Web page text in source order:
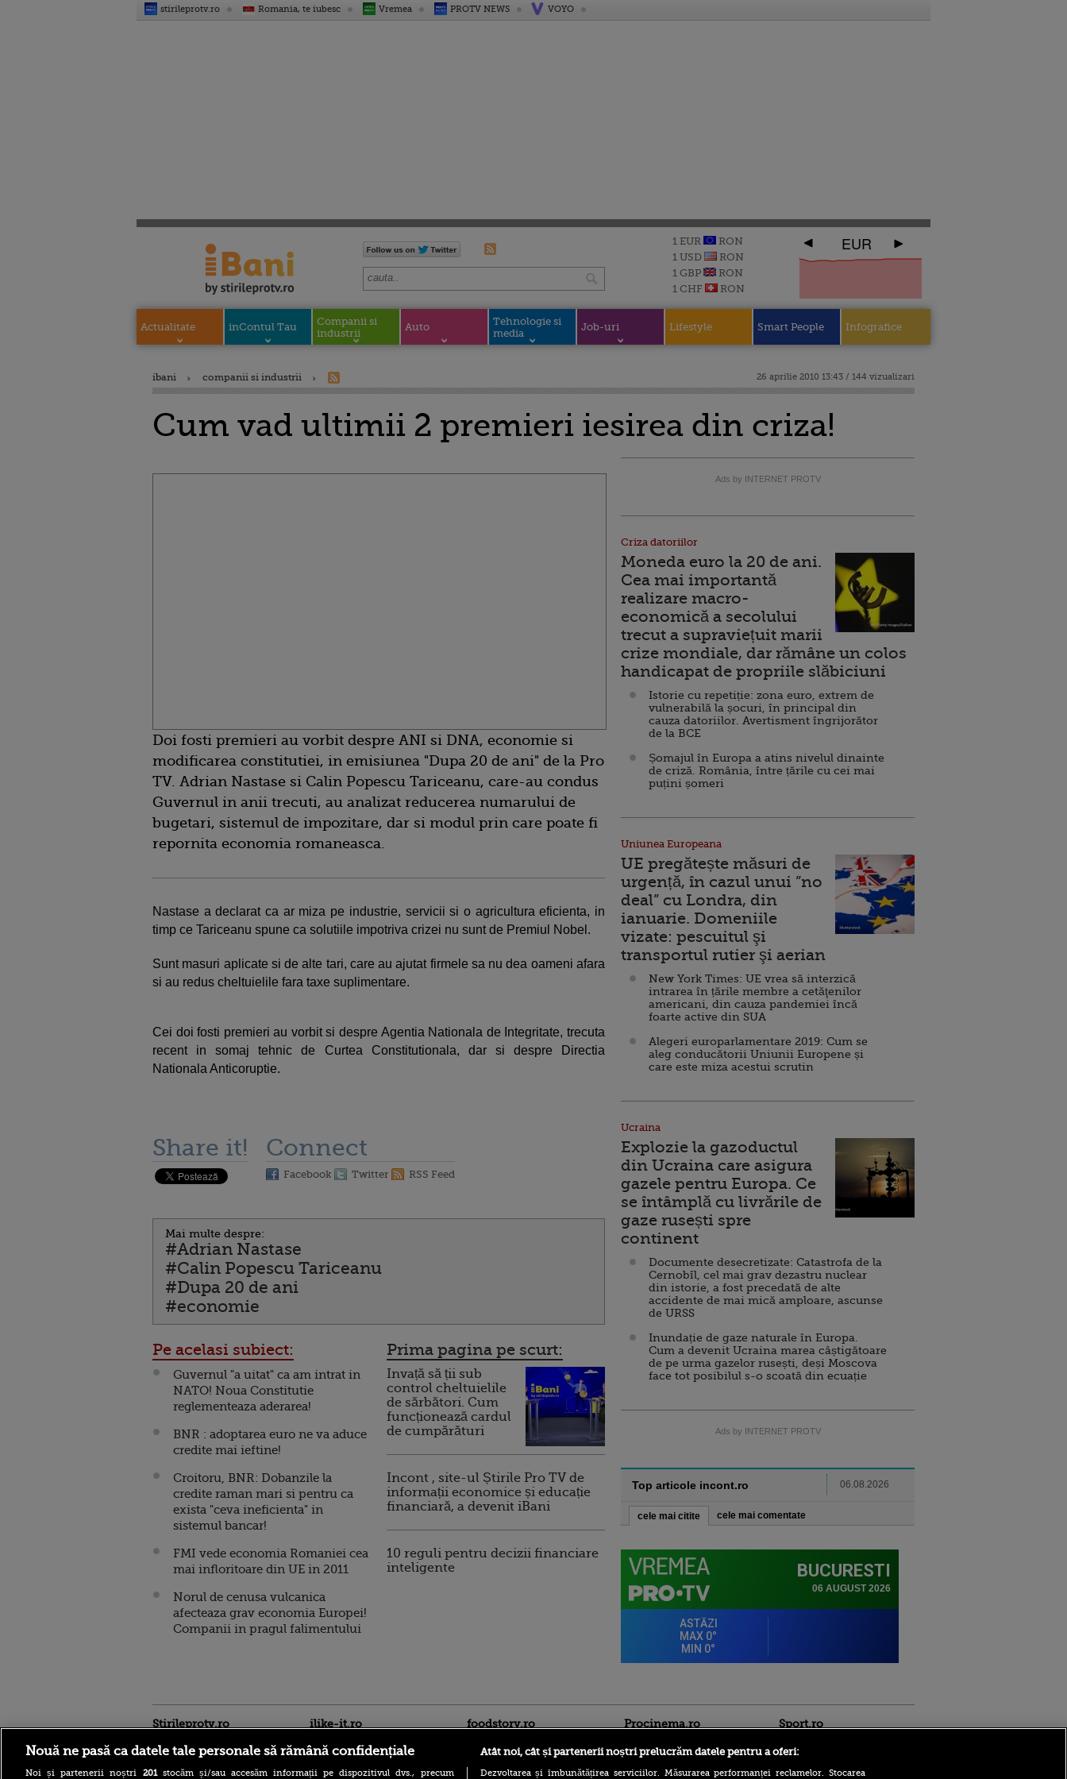
stirileprotv.ro Romania, te iubesc Vremea PROTV NEWS VOYO
1 EUR
RON
1 USD
RON
1 GBP
RON
1 CHF
RON
EUR
Actualitate inContul Tau
Companii si
industrii
Auto
Tehnologie si
media
Job-uri Lifestyle Smart People Infografice
ibani companii si industrii 26 aprilie 2010 13:43 / 144 vizualizari
Cum vad ultimii 2 premieri iesirea din criza!
Doi fosti premieri au vorbit despre ANI si DNA, economie si
modificarea constitutiei, in emisiunea "Dupa 20 de ani" de la Pro
TV. Adrian Nastase si Calin Popescu Tariceanu, care-au condus
Guvernul in anii trecuti, au analizat reducerea numarului de
bugetari, sistemul de impozitare, dar si modul prin care poate fi
repornita economia romaneasca.
Nastase a declarat ca ar miza pe industrie, servicii si o agricultura eficienta, in
timp ce Tariceanu spune ca solutiile impotriva crizei nu sunt de Premiul Nobel.
Sunt masuri aplicate si de alte tari, care au ajutat firmele sa nu dea oameni afara
si au redus cheltuielile fara taxe suplimentare.
Cei doi fosti premieri au vorbit si despre Agentia Nationala de Integritate, trecuta
recent in somaj tehnic de Curtea Constitutionala, dar si despre Directia
Nationala Anticoruptie.
Share it! Connect
Facebook Twitter RSS Feed
Mai multe despre:
#Adrian Nastase
#Calin Popescu Tariceanu
#Dupa 20 de ani
#economie
Pe acelasi subiect:
Guvernul "a uitat" ca am intrat in
NATO! Noua Constitutie
reglementeaza aderarea!
BNR : adoptarea euro ne va aduce
credite mai ieftine!
Croitoru, BNR: Dobanzile la
credite raman mari si pentru ca
exista "ceva ineficienta" in
sistemul bancar!
FMI vede economia Romaniei cea
mai infloritoare din UE in 2011
Norul de cenusa vulcanica
afecteaza grav economia Europei!
Companii in pragul falimentului
Prima pagina pe scurt:
Invață să ții sub
control cheltuielile
de sărbători. Cum
funcționează cardul
de cumpărături
Incont , site-ul Știrile Pro TV de
informații economice și educație
financiară, a devenit iBani
10 reguli pentru decizii financiare
inteligente
Ads by INTERNET PROTV
Criza datoriilor
Moneda euro la 20 de ani.
Cea mai importantă
realizare macro-
economică a secolului
trecut a supraviețuit marii
crize mondiale, dar rămâne un colos
handicapat de propriile slăbiciuni
Istorie cu repetiție: zona euro, extrem de
vulnerabilă la șocuri, în principal din
cauza datoriilor. Avertisment îngrijorător
de la BCE
Șomajul în Europa a atins nivelul dinainte
de criză. România, între țările cu cei mai
puțini șomeri
Uniunea Europeana
UE pregătește măsuri de
urgență, în cazul unui ”no
deal” cu Londra, din
ianuarie. Domeniile
vizate: pescuitul şi
transportul rutier şi aerian
New York Times: UE vrea să interzică
intrarea în țările membre a cetăţenilor
americani, din cauza pandemiei încă
foarte active din SUA
Alegeri europarlamentare 2019: Cum se
aleg conducătorii Uniunii Europene și
care este miza acestui scrutin
Ucraina
Explozie la gazoductul
din Ucraina care asigura
gazele pentru Europa. Ce
se întâmplă cu livrările de
gaze rusești spre
continent
Documente desecretizate: Catastrofa de la
Cernobîl, cel mai grav dezastru nuclear
din istorie, a fost precedată de alte
accidente de mai mică amploare, ascunse
de URSS
Inundație de gaze naturale în Europa.
Cum a devenit Ucraina marea câștigătoare
de pe urma gazelor rusești, deși Moscova
face tot posibilul s-o scoată din ecuație
Ads by INTERNET PROTV
Top articole incont.ro 06.08.2026
cele mai citite cele mai comentate
Stirileprotv.ro ilike-it.ro foodstory.ro Procinema.ro Sport.ro
Nouă ne pasă ca datele tale personale să rămână confidențiale
Noi și partenerii noștri 201stocăm și/sau accesăm informații pe dispozitivul dvs., precum
Atât noi, cât și partenerii noștri prelucrăm datele pentru a oferi:
Dezvoltarea și îmbunătățirea serviciilor. Măsurarea performanței reclamelor. Stocarea